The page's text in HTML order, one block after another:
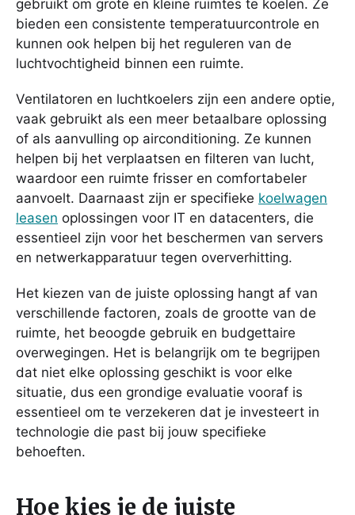
gebruikt om grote en kleine ruimtes te koelen. Ze
bieden een consistente temperatuurcontrole en
kunnen ook helpen bij het reguleren van de
luchtvochtigheid binnen een ruimte.
Ventilatoren en luchtkoelers zijn een andere optie,
vaak gebruikt als een meer betaalbare oplossing
of als aanvulling op airconditioning. Ze kunnen
helpen bij het verplaatsen en filteren van lucht,
waardoor een ruimte frisser en comfortabeler
aanvoelt. Daarnaast zijn er specifieke koelwagen
leasen oplossingen voor IT en datacenters, die
essentieel zijn voor het beschermen van servers
en netwerkapparatuur tegen oververhitting.
Het kiezen van de juiste oplossing hangt af van
verschillende factoren, zoals de grootte van de
ruimte, het beoogde gebruik en budgettaire
overwegingen. Het is belangrijk om te begrijpen
dat niet elke oplossing geschikt is voor elke
situatie, dus een grondige evaluatie vooraf is
essentieel om te verzekeren dat je investeert in
technologie die past bij jouw specifieke
behoeften.
Hoe kies je de juiste